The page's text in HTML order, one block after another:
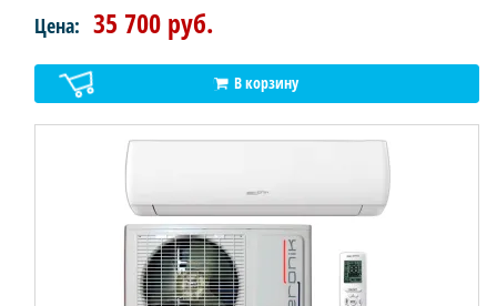
Цена: 35 700 руб.
В корзину